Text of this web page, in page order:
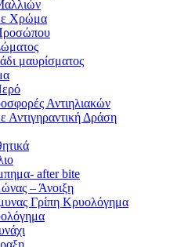
Χρώμα
μαυρίσματος
Αντιηλιακών
Αντιγηραντική Δράση
after bite
– Άνοιξη
Γρίπη Κρυολόγημα